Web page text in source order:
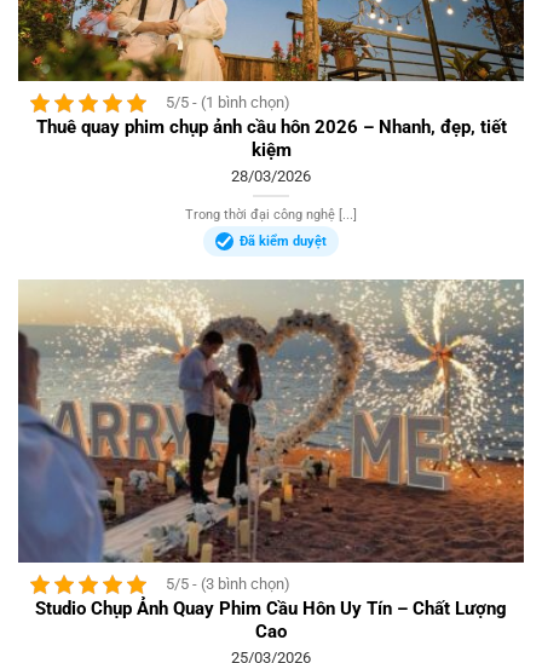
5/5 - (1 bình chọn)
Thuê quay phim chụp ảnh cầu hôn 2026 – Nhanh, đẹp, tiết
kiệm
28/03/2026
Trong thời đại công nghệ [...]
Đã kiểm duyệt
5/5 - (3 bình chọn)
Studio Chụp Ảnh Quay Phim Cầu Hôn Uy Tín – Chất Lượng
Cao
25/03/2026